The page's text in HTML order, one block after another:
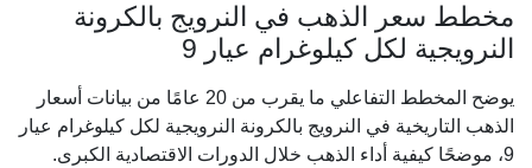
مخطط سعر الذهب في النرويج بالكرونة
النرويجية لكل كيلوغرام عيار 9
يوضح المخطط التفاعلي ما يقرب من 20 عامًا من بيانات أسعار
الذهب التاريخية في النرويج بالكرونة النرويجية لكل كيلوغرام عيار
9، موضحًا كيفية أداء الذهب خلال الدورات الاقتصادية الكبرى.